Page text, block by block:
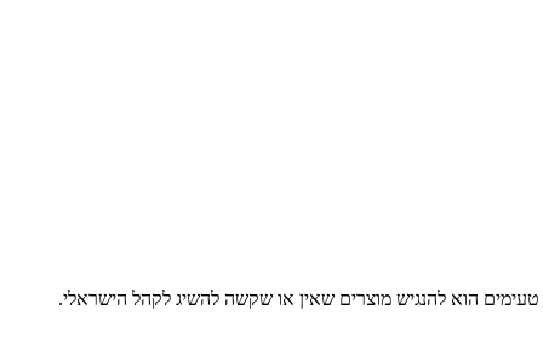
הוא להנגיש מוצרים שאין או שקשה להשיג לקהל הישראלי.